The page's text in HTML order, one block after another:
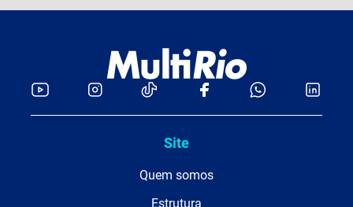
Site
Quem somos
Estrutura